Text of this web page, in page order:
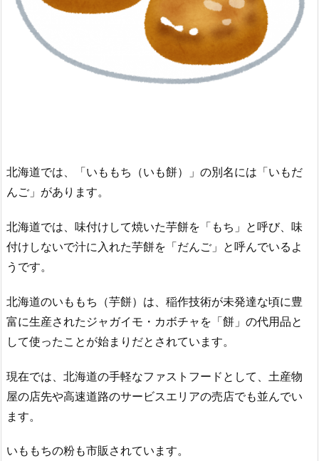
北海道では、「いももち（いも餅）」の別名には「いもだ
んご」があります。
北海道では、味付けして焼いた芋餅を「もち」と呼び、味
付けしないで汁に入れた芋餅を「だんご」と呼んでいるよ
うです。
北海道のいももち（芋餅）は、稲作技術が未発達な頃に豊
富に生産されたジャガイモ・カボチャを「餅」の代用品と
して使ったことが始まりだとされています。
現在では、北海道の手軽なファストフードとして、土産物
屋の店先や高速道路のサービスエリアの売店でも並んでい
ます。
いももちの粉も市販されています。